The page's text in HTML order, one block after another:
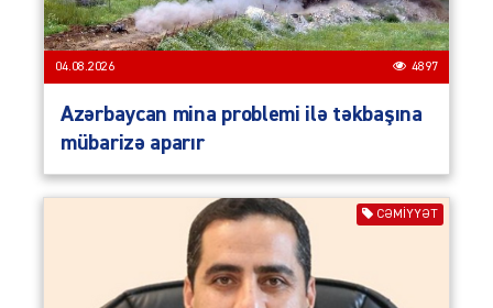
04.08.2026 4897
Azərbaycan mina problemi ilə təkbaşına
mübarizə aparır
CƏMIYYƏT